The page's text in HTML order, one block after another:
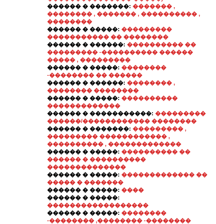
������ � �������: ������� ,
�������� , ������� , ���������� ,
��������
������ � �����: ���������
����������� �� ��������
������ � ������: ���������� ��
��������� -���������� ������
����� , ���������
������ � �����: ��������
-�������� �� ������
������ � ������: �������� ,
�������� ��������
������ � �����: ����������
�������������
������ � �����������: ���������
������/������������ ��������
������ � �������: ��������� ,
��������� ������������ ,
���������� , �������������
������ � �����: ���������� ��
������ � ����������
��������������
������ � �����: ������������� ��
����� � �������
������ � �����: ����
������ � �����:
������������������
������ � �����: ��������
-�������� ,�������� -��������